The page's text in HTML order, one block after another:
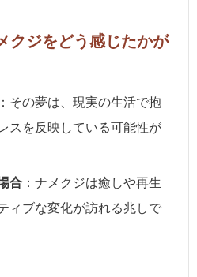
クジをどう感じたかが
：その夢は、現実の生活で抱
スを反映している可能性が
合 ：ナメクジは癒しや再生
ィブな変化が訪れる兆しで